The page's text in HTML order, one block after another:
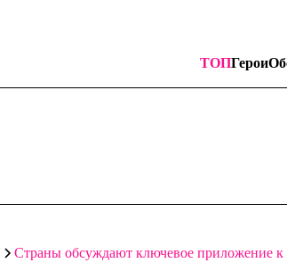
ТОПГерои
Страны обсуждают ключевое приложение